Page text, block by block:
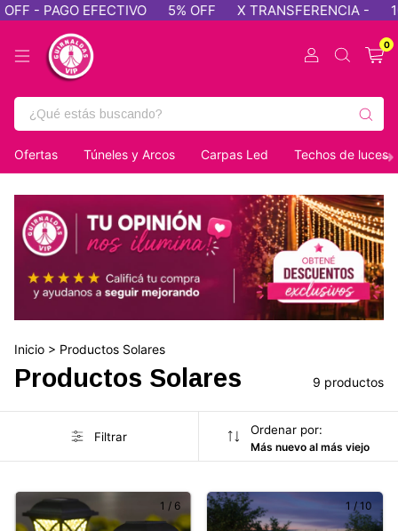
- PAGO EFECTIVO 5% OFF X TRANSFERENCIA -
0
Ofertas Túneles y Arcos Carpas Led Techos de luces
Inicio > Productos Solares
Productos Solares 9 productos
Filtrar Ordenar por:
Más nuevo al más viejo
1 / 6 1 / 10